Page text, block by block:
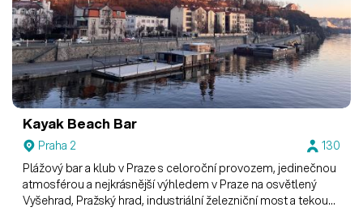
Kayak Beach Bar
Praha 2
130
Plážový bar a klub v Praze s celoroční provozem, jedinečnou
atmosférou a nejkrásnější výhledem v Praze na osvětlený
Vyšehrad, Pražský hrad, industriální železniční most a tekoucí